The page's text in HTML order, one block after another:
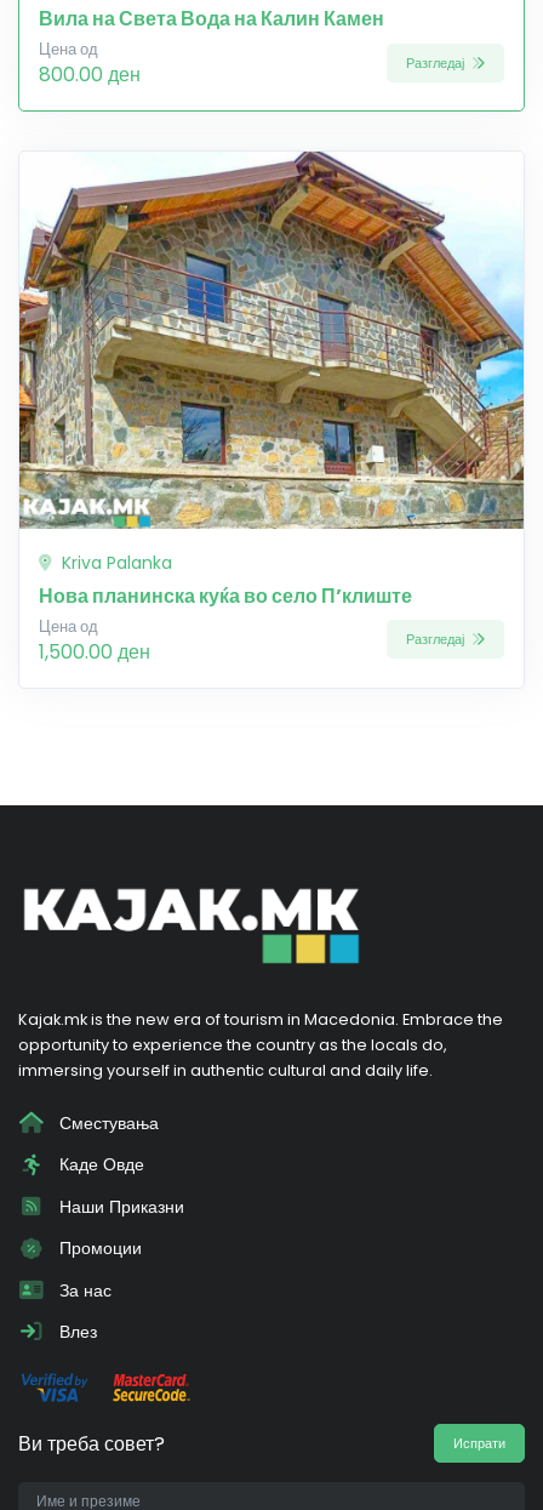
Вила на Света Вода на Калин Камен
Цена од
800.00 ден Разгледај
Kriva Palanka
Нова планинска куќа во село П’клиште
Цена од
1,500.00 ден Разгледај
Kajak.mk is the new era of tourism in Macedonia. Embrace the
opportunity to experience the country as the locals do,
immersing yourself in authentic cultural and daily life.
Сместувања
Каде Овде
Наши Приказни
Промоции
За нас
Влез
Ви треба совет? Испрати